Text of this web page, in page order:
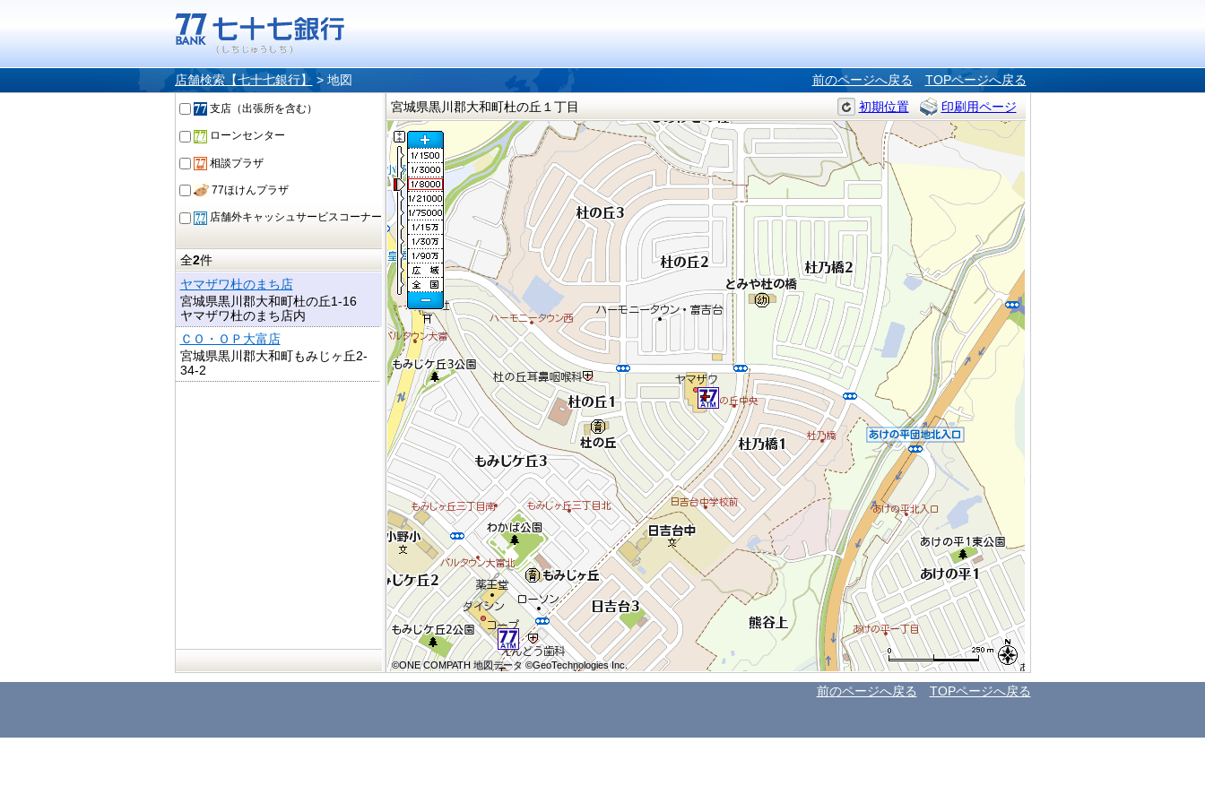
店舗検索【七十七銀行】 > 地図 前のページへ戻る TOPページへ戻る
支店（出張所を含む）
ローンセンター
相談プラザ
77ほけんプラザ
店舗外キャッシュサービスコーナー
全2件
ヤマザワ杜のまち店
宮城県黒川郡大和町杜の丘1-16
ヤマザワ杜のまち店内
ＣＯ・ＯＰ大富店
宮城県黒川郡大和町もみじヶ丘2-
34-2
宮城県黒川郡大和町杜の丘１丁目 初期位置 印刷用ページ
©ONE COMPATH 地図データ ©GeoTechnologies Inc.
©ONE COMPATH 地図データ ©GeoTechnologies Inc.
©ONE COMPATH 地図データ ©GeoTechnologies Inc.
©ONE COMPATH 地図データ ©GeoTechnologies Inc.
©ONE COMPATH 地図データ ©GeoTechnologies Inc.
©ONE COMPATH 地図データ ©GeoTechnologies Inc.
©ONE COMPATH 地図データ ©GeoTechnologies Inc.
©ONE COMPATH 地図データ ©GeoTechnologies Inc.
©ONE COMPATH 地図データ ©GeoTechnologies Inc.
前のページへ戻る TOPページへ戻る